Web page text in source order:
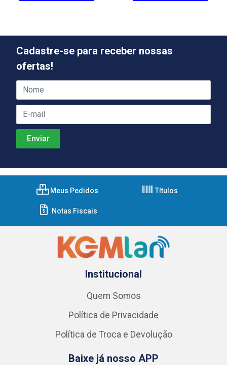
Cadastre-se para receber nossas
ofertas!
Meus Pedidos Títulos
Notas Fiscais
Institucional
Quem Somos
Política de Privacidade
Política de Troca e Devolução
Baixe já nosso APP